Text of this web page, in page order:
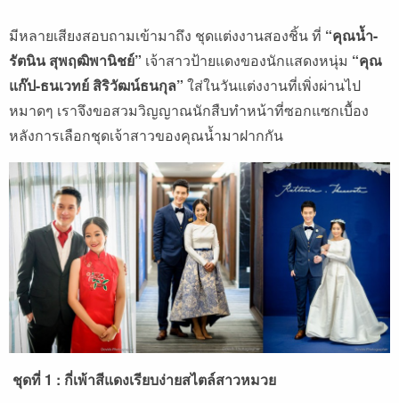
มีหลายเสียงสอบถามเข้ามาถึง ชุดแต่งงานสองชิ้น ที่ “คุณน้ำ-
รัตนิน สุพฤฒิพานิชย์” เจ้าสาวป้ายแดงของนักแสดงหนุ่ม “คุณ
แก๊ป-ธนเวทย์ สิริวัฒน์ธนกุล” ใส่ในวันแต่งงานที่เพิ่งผ่านไป
หมาดๆ เราจึงขอสวมวิญญาณนักสืบทำหน้าที่ซอกแซกเบื้อง
หลังการเลือกชุดเจ้าสาวของคุณน้ำมาฝากกัน
ชุดที่ 1 : กี่เพ้าสีแดงเรียบง่ายสไตล์สาวหมวย